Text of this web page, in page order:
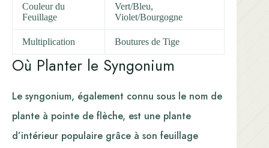
Couleur du
Feuillage
Vert/Bleu,
Violet/Bourgogne
Multiplication Boutures de Tige
Où Planter le Syngonium
Le syngonium, également connu sous le nom de
plante à pointe de flèche, est une plante
d’intérieur populaire grâce à son feuillage